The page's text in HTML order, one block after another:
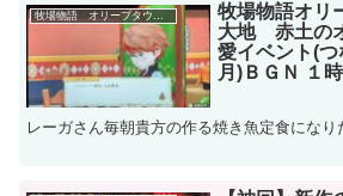
牧場物語オリ
大地 赤土の
愛イベント(
月)ＢＧＮ １
レーガさん毎朝貴方の作る焼き魚定食になり